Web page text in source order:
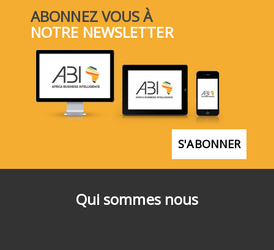
Qui sommes nous
ABONNEZ VOUS À
NOTRE NEWSLETTER
S'ABONNER